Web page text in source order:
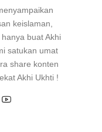
keislaman,
buat Akhi
satukan umat
share konten
Akhi Ukhti !